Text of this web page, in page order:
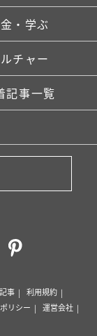
・学ぶ
チャー
記事一覧
事
利用規約
リシー
運営会社